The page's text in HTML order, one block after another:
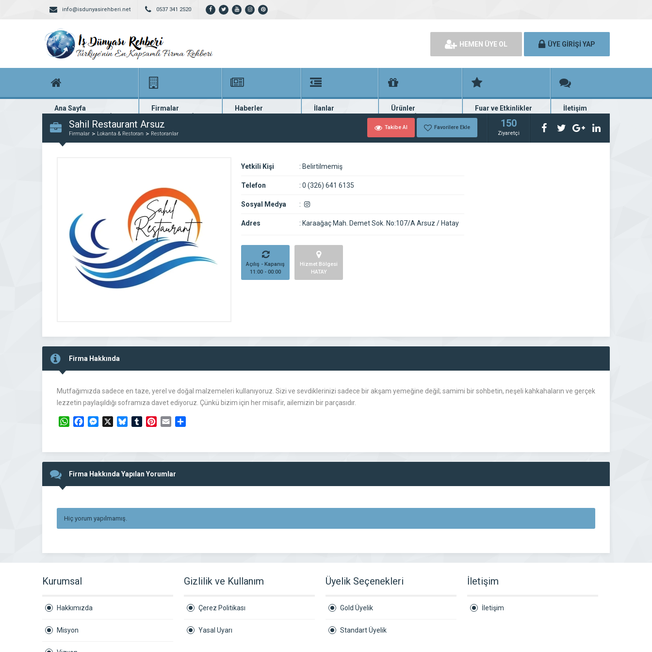
info@isdunyasirehberi.net 0537 341 2520
HEMEN ÜYE OL ÜYE GİRİŞİ YAP
Ana Sayfa
Firma rehberi ana sayfanız
Firmalar
Yüzlerce kayıtlı firma
Haberler
En güncel haberler
İlanlar
Güncel seri ilanlar
Ürünler
Binlerce firma ürünü
Fuar ve Etkinlikler
Fuar ve etkinlik planları
İletişim
Bize ulaşın
Sahil Restaurant Arsuz
Firmalar Lokanta & Restoran Restoranlar
Takibe Al Favorilere Ekle 150
Ziyaretçi
Yetkili Kişi : Belirtilmemiş
Telefon : 0 (326) 641 6135
Sosyal Medya :
Adres : Karaağaç Mah. Demet Sok. No:107/A Arsuz / Hatay
Açılış - Kapanış
11:00 - 00:00
Hizmet Bölgesi
HATAY
Firma Hakkında
Mutfağımızda sadece en taze, yerel ve doğal malzemeleri kullanıyoruz. Sizi ve sevdiklerinizi sadece bir akşam yemeğine değil; samimi bir sohbetin, neşeli kahkahaların ve gerçek
lezzetin paylaşıldığı soframıza davet ediyoruz. Çünkü bizim için her misafir, ailemizin bir parçasıdır.
WhatsAppFacebookMessengerBlueskyTumblrPinterest
Email
Firma Hakkında Yapılan Yorumlar
Hiç yorum yapılmamış.
Kurumsal
Hakkımızda
Misyon
Gizlilik ve Kullanım
Çerez Politikası
Yasal Uyarı
Üyelik Seçenekleri
Gold Üyelik
Standart Üyelik
İletişim
İletişim